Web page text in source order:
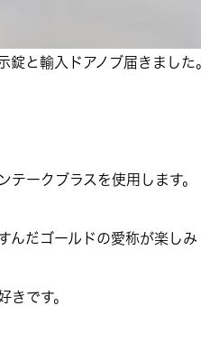
と輸入ドアノブ届きました
ークブラスを使用します。
んだゴールドの愛称が楽しみ
きです。